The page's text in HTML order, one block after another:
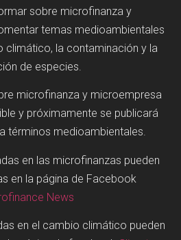
sobre microfinanza y
temas medioambientales
la contaminación y la
de especies.
microfinanza y microempresa
y próximamente se publicará
términos medioambientales.
en las microfinanzas pueden
en la página de Facebook
News
en el cambio climático pueden